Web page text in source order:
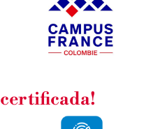
certificada!